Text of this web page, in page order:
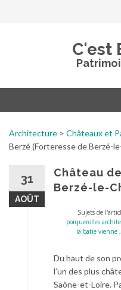
C'est
contenu
Architecture > Châteaux et
Berzé (Forteresse de Berzé-
31
AOÛT
Château
Berzé-le-
Sujets de
porquerolles
la batie vienne ,
Du haut de son
l’un des plus
Saône-et-Loire.